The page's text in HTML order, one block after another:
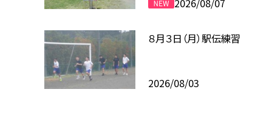
2026/08/07
８月３日（月）駅伝練習
2026/08/03